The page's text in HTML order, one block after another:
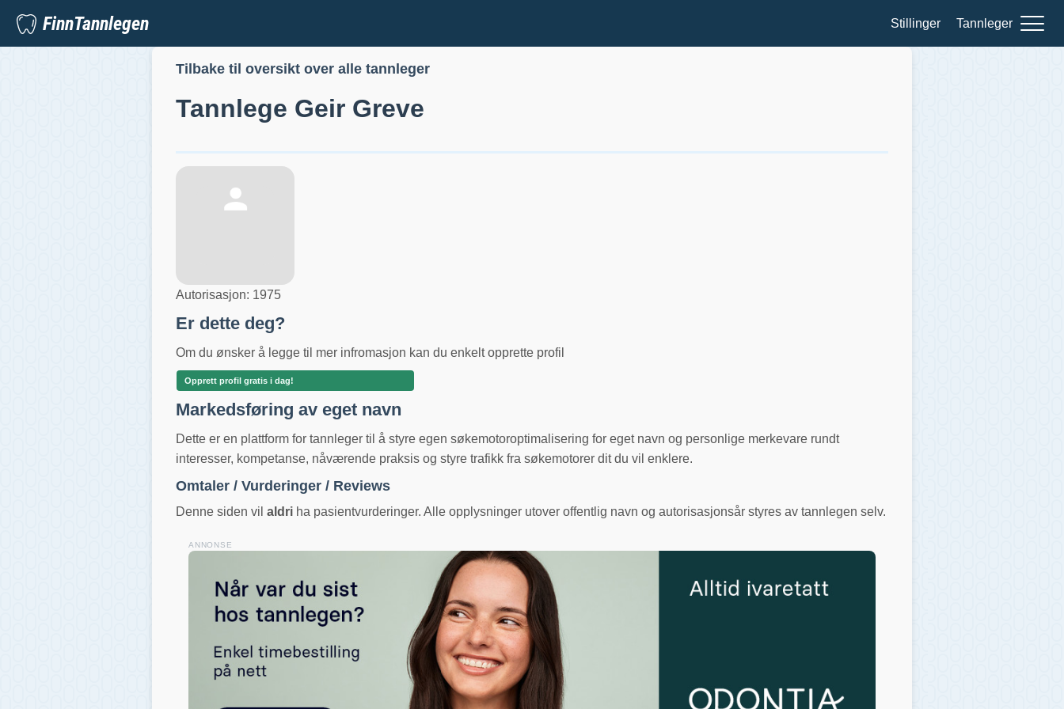
FinnTannlegen Stillinger Tannleger
Tilbake til oversikt over alle tannleger
Tannlege Geir Greve
Autorisasjon: 1975
Er dette deg?
Om du ønsker å legge til mer infromasjon kan du enkelt opprette profil
Opprett profil gratis i dag!
Markedsføring av eget navn
Dette er en plattform for tannleger til å styre egen søkemotoroptimalisering for eget navn og personlige merkevare rundt
interesser, kompetanse, nåværende praksis og styre trafikk fra søkemotorer dit du vil enklere.
Omtaler / Vurderinger / Reviews
Denne siden vil aldri ha pasientvurderinger. Alle opplysninger utover offentlig navn og autorisasjonsår styres av tannlegen selv.
ANNONSE